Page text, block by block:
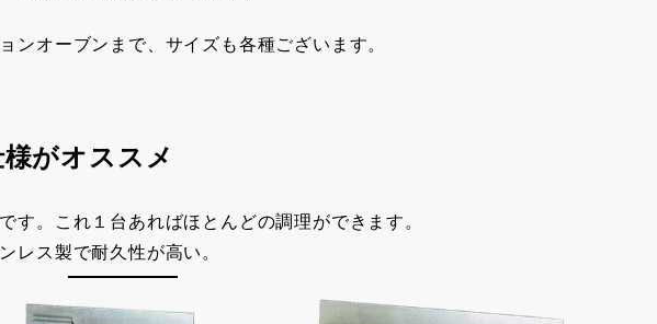
ンオーブンまで、サイズも各種ございます。
がオススメ
。これ１台あればほとんどの調理ができます。
レス製で耐久性が高い。